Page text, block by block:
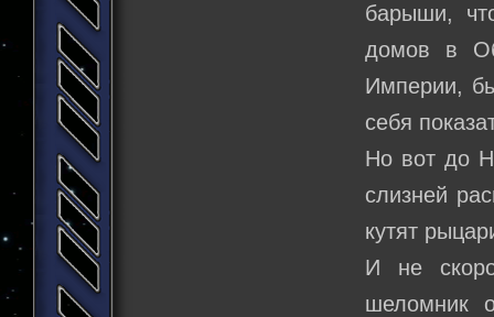
барыши,
домов в
Империи,
себя
Но вот до
слизней
кутят
И не
шеломник